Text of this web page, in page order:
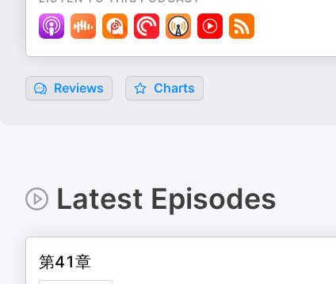
Reviews Charts
Latest Episodes
第41章